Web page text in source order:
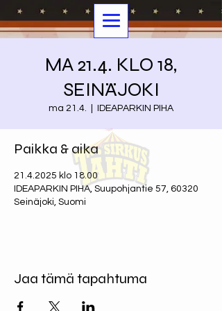
MA 21.4. KLO 18,
SEINÄJOKI
ma 21.4. IDEAPARKIN PIHA
Paikka & aika
21.4.2025 klo 18.00
IDEAPARKIN PIHA, Suupohjantie 57, 60320
Seinäjoki, Suomi
Jaa tämä tapahtuma